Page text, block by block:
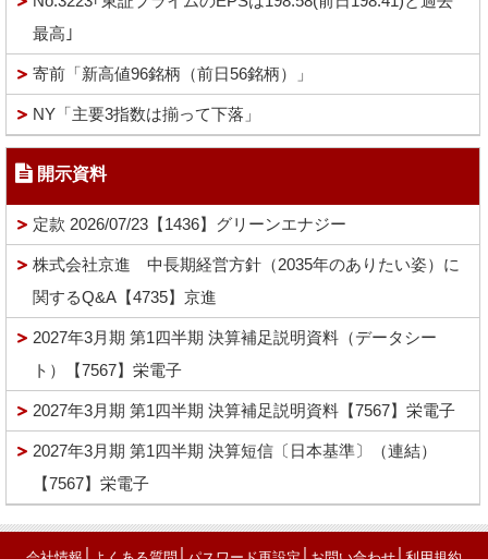
最高｣
寄前「新高値96銘柄（前日56銘柄）」
NY「主要3指数は揃って下落」
開示資料
定款 2026/07/23【1436】グリーンエナジー
株式会社京進 中長期経営方針（2035年のありたい姿）に
関するQ&A【4735】京進
2027年3月期 第1四半期 決算補足説明資料（データシー
ト）【7567】栄電子
2027年3月期 第1四半期 決算補足説明資料【7567】栄電子
2027年3月期 第1四半期 決算短信〔日本基準〕（連結）
【7567】栄電子